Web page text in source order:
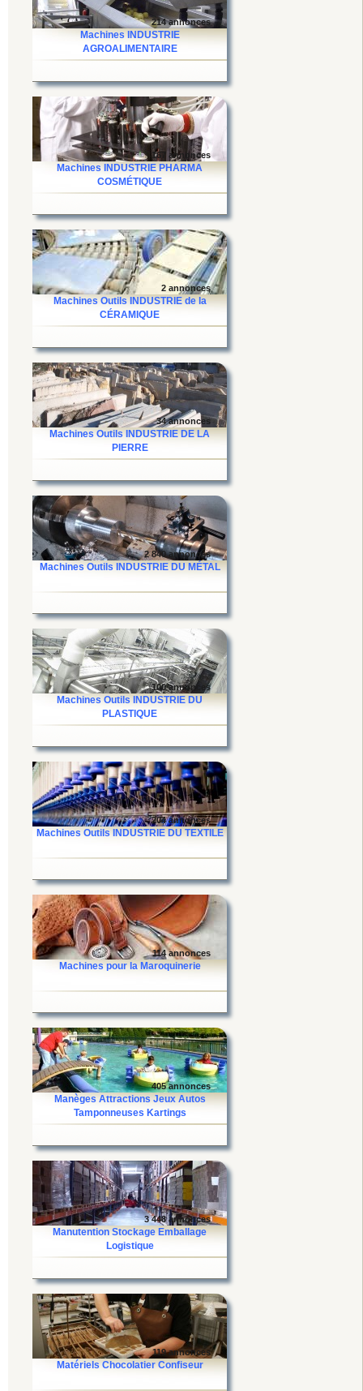
214 annonces
Machines INDUSTRIE
AGROALIMENTAIRE
167 annonces
Machines INDUSTRIE PHARMA
COSMÉTIQUE
2 annonces
Machines Outils INDUSTRIE de la
CÉRAMIQUE
34 annonces
Machines Outils INDUSTRIE DE LA
PIERRE
2 840 annonces
Machines Outils INDUSTRIE DU MÉTAL
100 annonces
Machines Outils INDUSTRIE DU
PLASTIQUE
204 annonces
Machines Outils INDUSTRIE DU TEXTILE
114 annonces
Machines pour la Maroquinerie
405 annonces
Manèges Attractions Jeux Autos
Tamponneuses Kartings
3 448 annonces
Manutention Stockage Emballage
Logistique
119 annonces
Matériels Chocolatier Confiseur